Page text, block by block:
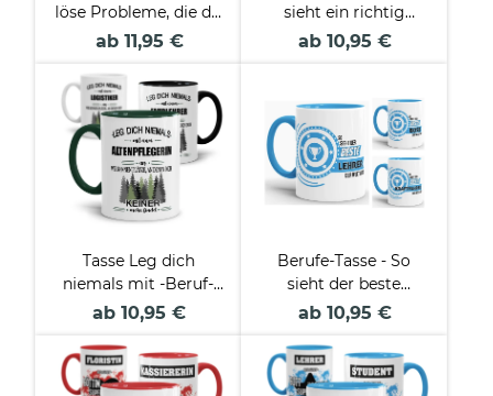
löse Probleme, die du
nicht verstehst -
ab 11,95 €
sieht ein richtig
cooler -BERUF- aus
ab 10,95 €
Tasse Leg dich
niemals mit -Beruf-
an
ab 10,95 €
Berufe-Tasse - So
sieht der beste
BERUF aus -
für Männer - Hellblau
ab 10,95 €